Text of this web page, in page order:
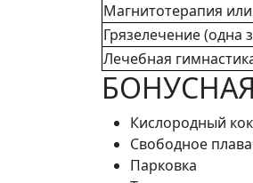
Магнитотерапия
Грязелечение (одна
Лечебная
Кислородный
Свободное
Парковка